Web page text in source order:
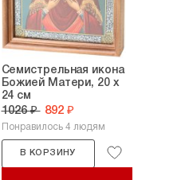
Семистрельная икона
Божией Матери, 20 х
24 см
1026 ₽ 892 ₽
Понравилось 4 людям
В КОРЗИНУ